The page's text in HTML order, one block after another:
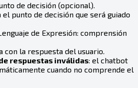
de decisión (opcional).
punto de decisión que será guiado
de Expresión: comprensión
con la respuesta del usuario.
respuestas inválidas: el chatbot
cuando no comprende el